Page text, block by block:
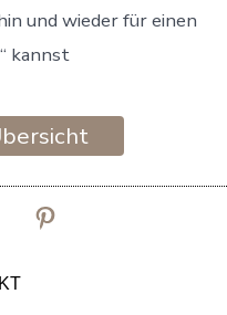
und wieder für einen
kannst